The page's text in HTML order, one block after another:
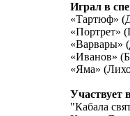
Играл в
«Тартюф»
«Портрет»
«Варвары»
«Иванов»
«Яма»
Участвует
"Кабала